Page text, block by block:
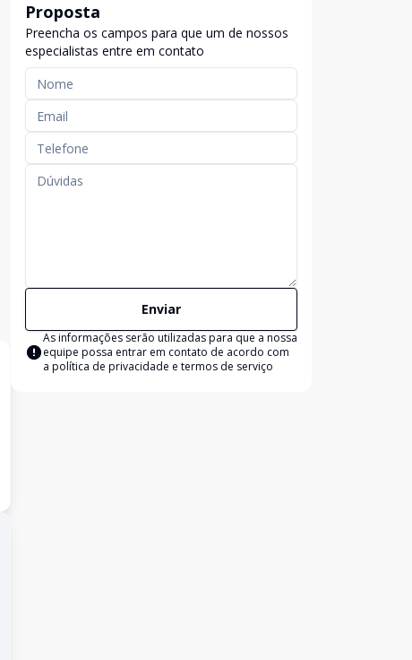
Proposta
Preencha os campos para que um de nossos
especialistas entre em contato
Enviar
As informações serão utilizadas para que a nossa
equipe possa entrar em contato de acordo com
a política de privacidade e termos de serviço